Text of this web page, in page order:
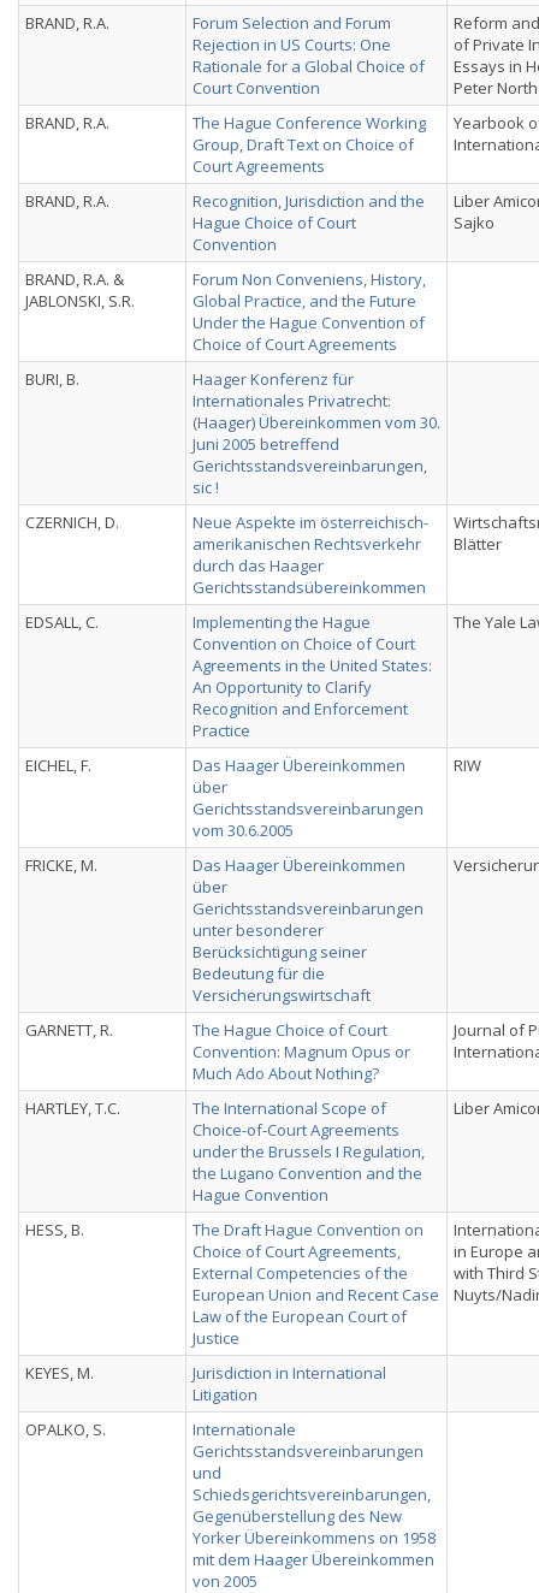
BRAND, R.A.
Forum Selection and Forum
Rejection in US Courts: One
Rationale for a Global Choice of
Court Convention
Reform
of Private
Essays in
Peter North
BRAND, R.A.
The Hague Conference Working
Group, Draft Text on Choice of
Court Agreements
Yearbook
BRAND, R.A.
Recognition, Jurisdiction and the
Hague Choice of Court
Convention
Liber
Sajko
BRAND, R.A. &
JABLONSKI, S.R.
Forum Non Conveniens, History,
Global Practice, and the Future
Under the Hague Convention of
Choice of Court Agreements
BURI, B.
Haager Konferenz für
Internationales Privatrecht:
(Haager) Übereinkommen vom 30.
Juni 2005 betreffend
Gerichtsstandsvereinbarungen,
sic !
CZERNICH, D.
Neue Aspekte im österreichisch-
amerikanischen Rechtsverkehr
durch das Haager
Gerichtsstandsübereinkommen
Blätter
EDSALL, C.
Implementing the Hague
Convention on Choice of Court
Agreements in the United States:
An Opportunity to Clarify
Recognition and Enforcement
Practice
The Yale
EICHEL, F.
Das Haager Übereinkommen
über
Gerichtsstandsvereinbarungen
vom 30.6.2005
RIW
FRICKE, M.
Das Haager Übereinkommen
über
Gerichtsstandsvereinbarungen
unter besonderer
Berücksichtigung seiner
Bedeutung für die
Versicherungswirtschaft
GARNETT, R.
The Hague Choice of Court
Convention: Magnum Opus or
Much Ado About Nothing?
Journal of
HARTLEY, T.C.
The International Scope of
Choice-of-Court Agreements
under the Brussels I Regulation,
the Lugano Convention and the
Hague Convention
Liber
HESS, B.
The Draft Hague Convention on
Choice of Court Agreements,
External Competencies of the
European Union and Recent Case
Law of the European Court of
Justice
in Europe
with Third
Nuyts/
KEYES, M.
Jurisdiction in International
Litigation
OPALKO, S.
Internationale
Gerichtsstandsvereinbarungen
und
Schiedsgerichtsvereinbarungen,
Gegenüberstellung des New
Yorker Übereinkommens on 1958
mit dem Haager Übereinkommen
von 2005